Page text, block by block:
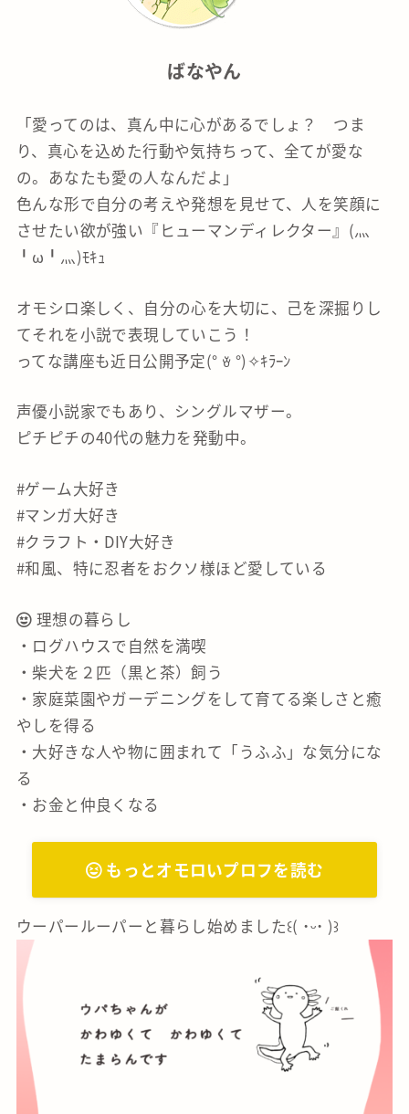
ばなやん
「愛ってのは、真ん中に心があるでしょ？ つま
り、真心を込めた行動や気持ちって、全てが愛な
の。あなたも愛の人なんだよ」
色んな形で自分の考えや発想を見せて、人を笑顔に
させたい欲が強い『ヒューマンディレクター』(灬
╹ω╹灬)ﾓｷｭ
オモシロ楽しく、自分の心を大切に、己を深掘りし
てそれを小説で表現していこう！
ってな講座も近日公開予定(° ꈊ °)✧ｷﾗｰﾝ
声優小説家でもあり、シングルマザー。
ピチピチの40代の魅力を発動中。
#ゲーム大好き
#マンガ大好き
#クラフト・DIY大好き
#和風、特に忍者をおクソ様ほど愛している
理想の暮らし
・ログハウスで自然を満喫
・柴犬を２匹（黒と茶）飼う
・家庭菜園やガーデニングをして育てる楽しさと癒
やしを得る
・大好きな人や物に囲まれて「うふふ」な気分にな
る
・お金と仲良くなる
もっとオモロいプロフを読む
ウーパールーパーと暮らし始めました꒰( ˙ᵕ‎˙ )꒱